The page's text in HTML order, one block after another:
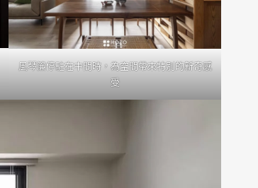
風琴簾停駐在中間時，為空間帶來特別的新奇感
受